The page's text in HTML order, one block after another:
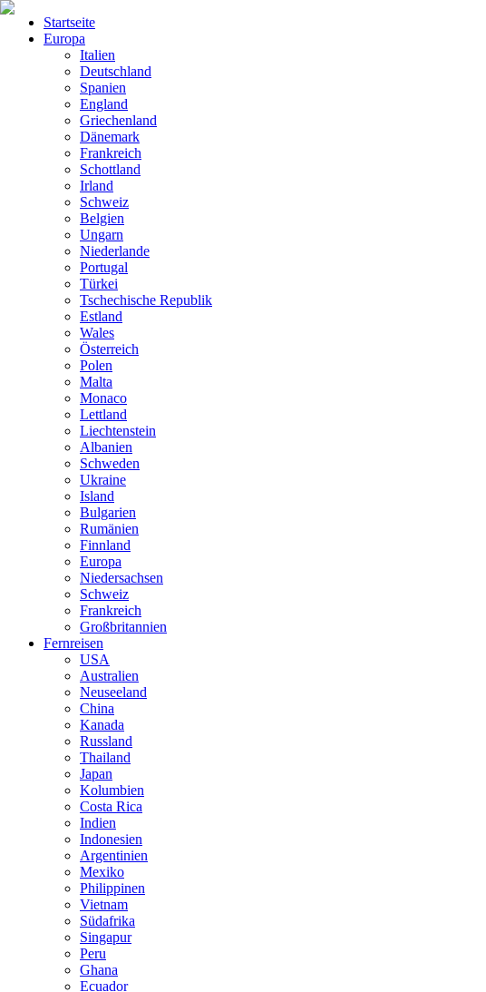
Startseite
Europa
Italien
Deutschland
Spanien
England
Griechenland
Dänemark
Frankreich
Schottland
Irland
Schweiz
Belgien
Ungarn
Niederlande
Portugal
Türkei
Tschechische Republik
Estland
Wales
Österreich
Polen
Malta
Monaco
Lettland
Liechtenstein
Albanien
Schweden
Ukraine
Island
Bulgarien
Rumänien
Finnland
Europa
Niedersachsen
Schweiz
Frankreich
Großbritannien
Fernreisen
USA
Australien
Neuseeland
China
Kanada
Russland
Thailand
Japan
Kolumbien
Costa Rica
Indien
Indonesien
Argentinien
Mexiko
Philippinen
Vietnam
Südafrika
Singapur
Peru
Ghana
Ecuador